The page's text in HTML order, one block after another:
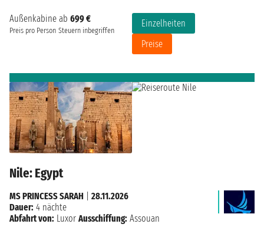
Außenkabine ab 699 €
Preis pro Person Steuern inbegriffen
Einzelheiten
Preise
Nile: Egypt
MS PRINCESS SARAH
28.11.2026
Dauer: 4 nächte
Abfahrt von: Luxor Ausschiffung: Assouan